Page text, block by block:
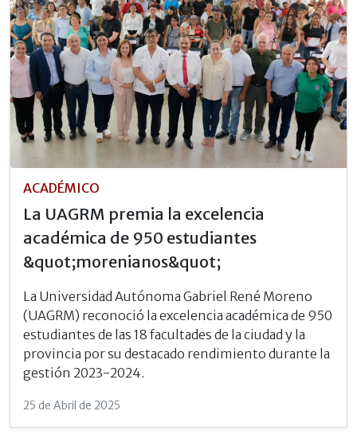
ACADÉMICO
La UAGRM premia la excelencia
académica de 950 estudiantes
&quot;morenianos&quot;
La Universidad Autónoma Gabriel René Moreno
(UAGRM) reconoció la excelencia académica de 950
estudiantes de las 18 facultades de la ciudad y la
provincia por su destacado rendimiento durante la
gestión 2023-2024.
25 de Abril de 2025